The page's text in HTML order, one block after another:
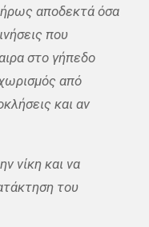
αποδεκτά όσα
που
στο γήπεδο
από
και αν
νίκη και να
του